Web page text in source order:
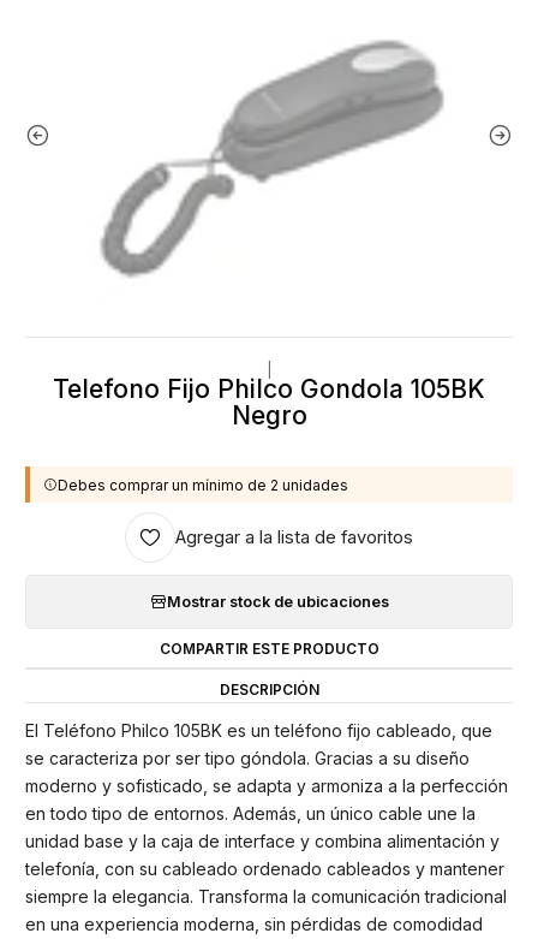
Telefono Fijo Philco Gondola 105BK
Negro
Debes comprar un mínimo de 2 unidades
Agregar a la lista de favoritos
Mostrar stock de ubicaciones
COMPARTIR ESTE PRODUCTO
DESCRIPCIÓN
El Teléfono Philco 105BK es un teléfono fijo cableado, que
se caracteriza por ser tipo góndola. Gracias a su diseño
moderno y sofisticado, se adapta y armoniza a la perfección
en todo tipo de entornos. Además, un único cable une la
unidad base y la caja de interface y combina alimentación y
telefonía, con su cableado ordenado cableados y mantener
siempre la elegancia. Transforma la comunicación tradicional
en una experiencia moderna, sin pérdidas de comodidad